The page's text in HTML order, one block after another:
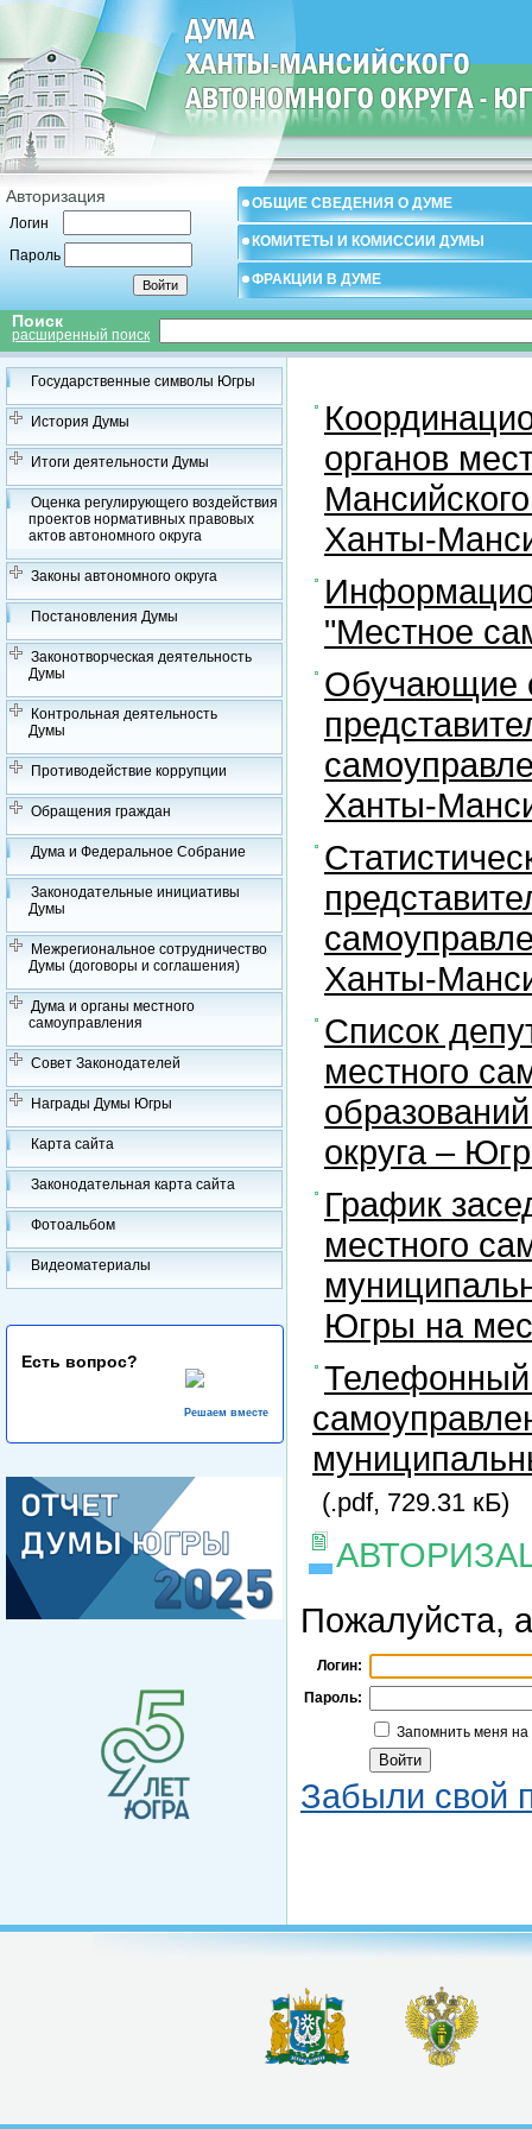
Авторизация
Логин
Пароль
ОБЩИЕ СВЕДЕНИЯ О ДУМЕ
КОМИТЕТЫ И КОМИССИИ ДУМЫ
ФРАКЦИИ В ДУМЕ
Поиск
расширенный поиск
Государственные символы Югры
История Думы
Итоги деятельности Думы
Оценка регулирующего воздействия
проектов нормативных правовых
актов автономного округа
Законы автономного округа
Постановления Думы
Законотворческая деятельность
Думы
Контрольная деятельность
Думы
Противодействие коррупции
Обращения граждан
Дума и Федеральное Собрание
Законодательные инициативы
Думы
Межрегиональное сотрудничество
Думы (договоры и соглашения)
Дума и органы местного
самоуправления
Совет Законодателей
Награды Думы Югры
Карта сайта
Законодательная карта сайта
Фотоальбом
Видеоматериалы
Есть вопрос?
Решаем вместе
органов
Ханты-
"Местное
Обучающие
Ханты-
Ханты-
Список
местного
округа –
График
местного
Югры на
Телефонный
(.pdf, 729.31 кБ)
Пожалуйста,
Логин:
Пароль:
Запомнить меня
Забыли свой